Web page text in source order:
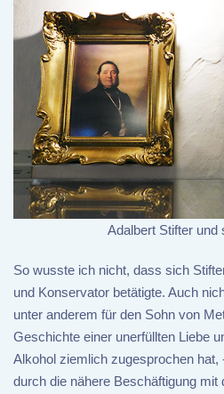
Adalbert Stifter und
So wusste ich nicht, dass sich
und Konservator betätigte. Auch
unter anderem für den Sohn von
Geschichte einer unerfüllten Liebe
Alkohol ziemlich zugesprochen
durch die nähere Beschäftigung mit